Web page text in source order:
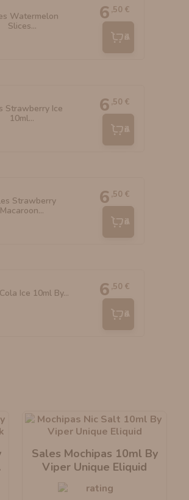
Watermelon
Slices...
6 ,50 €
Añadir
Strawberry Ice
10ml...
6 ,50 €
Añadir
Strawberry
Macaroon...
6 ,50 €
Añadir
Ice 10ml By... 6 ,50 €
Añadir
Sales Mochipas 10ml By
Viper Unique Eliquid